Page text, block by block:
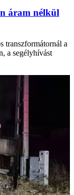
áram nélkül
transzformátornál a
a segélyhívást